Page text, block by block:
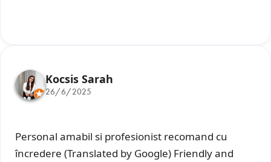
Kocsis Sarah
26/6/2025
Personal amabil si profesionist recomand cu
încredere (Translated by Google) Friendly and